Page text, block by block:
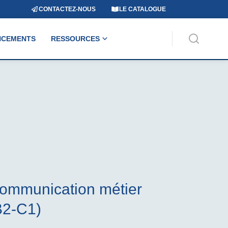
CONTACTEZ-NOUS LE CATALOGUE
RESSOURCES
métier
C1)